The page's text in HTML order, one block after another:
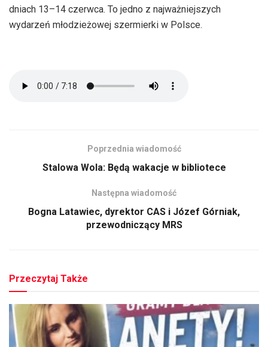
dniach 13–14 czerwca. To jedno z najważniejszych
wydarzeń młodzieżowej szermierki w Polsce.
Poprzednia wiadomość
Stalowa Wola: Będą wakacje w bibliotece
Następna wiadomość
Bogna Latawiec, dyrektor CAS i Józef Górniak,
przewodniczący MRS
Przeczytaj Także